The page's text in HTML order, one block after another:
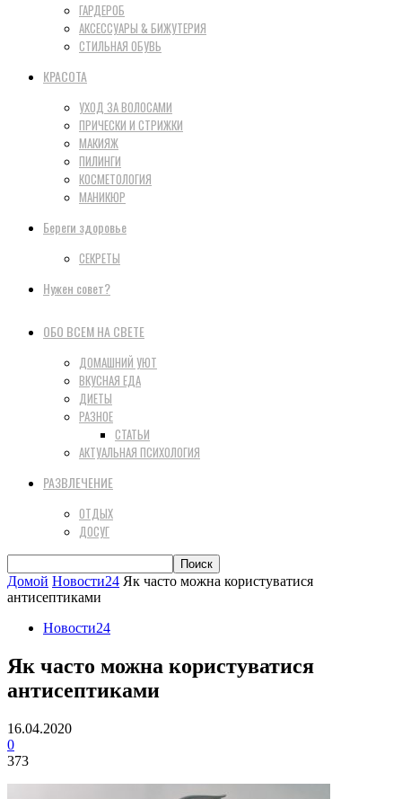
ГАРДЕРОБ
АКСЕССУАРЫ & БИЖУТЕРИЯ
СТИЛЬНАЯ ОБУВЬ
КРАСОТА
УХОД ЗА ВОЛОСАМИ
ПРИЧЕСКИ И СТРИЖКИ
МАКИЯЖ
ПИЛИНГИ
КОСМЕТОЛОГИЯ
МАНИКЮР
Береги здоровье
СЕКРЕТЫ
Нужен совет?
ОБО ВСЕМ НА СВЕТЕ
ДОМАШНИЙ УЮТ
ВКУСНАЯ ЕДА
ДИЕТЫ
РАЗНОЕ
СТАТЬИ
АКТУАЛЬНАЯ ПСИХОЛОГИЯ
РАЗВЛЕЧЕНИЕ
ОТДЫХ
ДОСУГ
Домой Новости24 Як часто можна користуватися
антисептиками
Новости24
Як часто можна користуватися
антисептиками
16.04.2020
0
373